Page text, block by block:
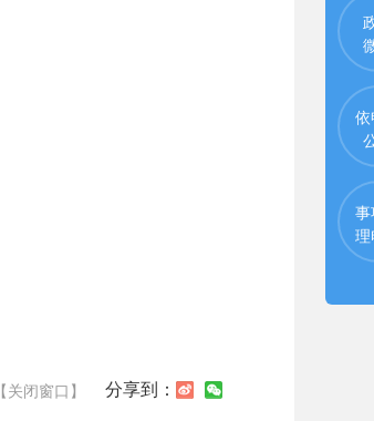
【关闭窗口】 分享到：